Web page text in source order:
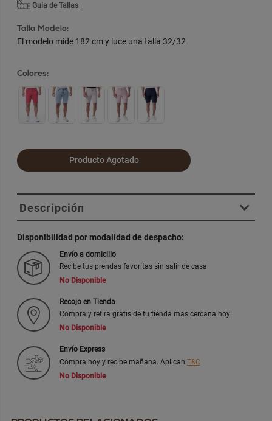
Guia de Tallas
Talla Modelo:
El modelo mide 182 cm y luce una talla 32/32
Colores:
Producto Agotado
Descripción
Disponibilidad por modalidad de despacho:
Envío a domicilio
Recibe tus prendas favoritas sin salir de casa
No Disponible
Recojo en Tienda
Compra y retira gratis de tu tienda mas cercana hoy
No Disponible
Envío Express
Compra hoy y recibe mañana. Aplican T&C
No Disponible